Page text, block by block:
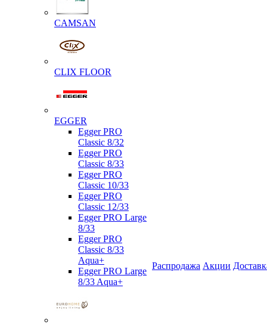
CAMSAN
CLIX FLOOR
EGGER
Egger PRO
Classic 8/32
Egger PRO
Classic 8/33
Egger PRO
Classic 10/33
Egger PRO
Classic 12/33
Egger PRO Large
8/33
Egger PRO
Classic 8/33
Aqua+
Egger PRO Large
8/33 Aqua+
Распродажа Акции